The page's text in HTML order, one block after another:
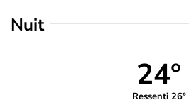
Nuit
24°
Ressenti 26°